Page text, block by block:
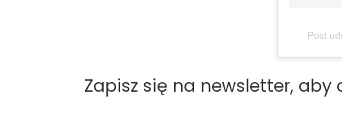
Post
Zapisz się na newsletter,